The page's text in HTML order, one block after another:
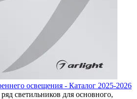
освещения - Каталог 2025-2026
светильников для основного,